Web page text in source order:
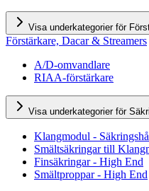
Visa underkategorier för
Förstärkare, Dacar & Streamers
A/D-omvandlare
RIAA-förstärkare
Visa underkategorier för
Klangmodul -
Smältsäkringar till
Finsäkringar - High End
Smältproppar - High End